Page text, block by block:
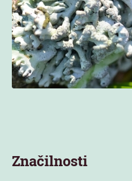
Značilnosti